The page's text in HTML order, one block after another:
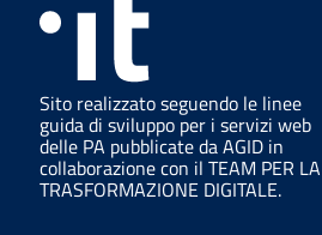
Sito realizzato seguendo le linee
guida di sviluppo per i servizi web
delle PA pubblicate da AGID in
collaborazione con il TEAM PER LA
TRASFORMAZIONE DIGITALE.